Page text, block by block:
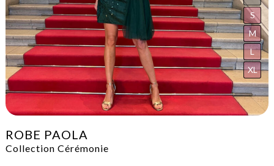
ROBE PAOLA
Collection Cérémonie
S
M
L
XL